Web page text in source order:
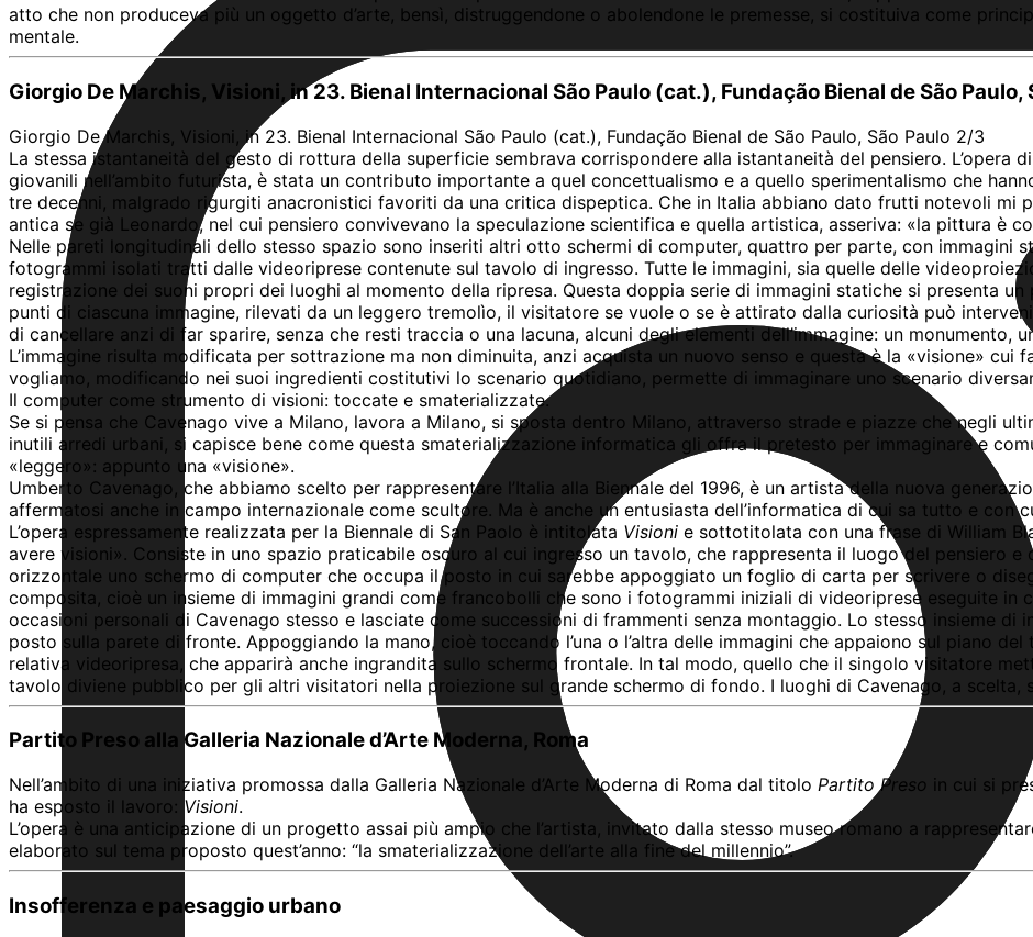
atto che non produceva più un oggetto d’arte, bensì, distruggendone o abolendone le premesse, si costituiva come
mentale.
Giorgio De Marchis, Visioni, in 23. Bienal Internacional São Paulo (cat.), Fundação Bienal de São Paulo,
Giorgio De Marchis, Visioni, in 23. Bienal Internacional São Paulo (cat.), Fundação Bienal de São Paulo, São Paulo 2/3
La stessa istantaneità del gesto di rottura della superficie sembrava corrispondere alla istantaneità del pensiero. L’opera
giovanili nell’ambito futurista, è stata un contributo importante a quel concettualismo e a quello sperimentalismo che
tre decenni, malgrado rigurgiti anacronistici favoriti da una critica dispeptica. Che in Italia abbiano dato frutti notevoli mi
antica se già Leonardo, nel cui pensiero convivevano la speculazione scientifica e quella artistica, asseriva: «la pittura è
Nelle pareti longitudinali dello stesso spazio sono inseriti altri otto schermi di computer, quattro per parte, con immagini
fotogrammi isolati tratti dalle videoriprese contenute sul tavolo di ingresso. Tutte le immagini, sia quelle delle
registrazione dei suoni propri dei luoghi al momento della ripresa. Questa doppia serie di immagini statiche si presenta
punti di ciascuna immagine, rilevati da un leggero tremolìo, il visitatore se vuole o se è attirato dalla curiosità può
di cancellare anzi di far sparire, senza che resti traccia o una lacuna, alcuni degli elementi dell’immagine: un monumento,
L’immagine risulta modificata per sottrazione ma non diminuita, anzi acquista un nuovo senso e questa è la «visione»
vogliamo, modificando nei suoi ingredienti costitutivi lo scenario quotidiano, permette di immaginare uno scenario
Il computer come strumento di visioni: toccate e smaterializzate.
Se si pensa che Cavenago vive a Milano, lavora a Milano, si sposta dentro Milano, attraverso strade e piazze che negli
inutili arredi urbani, si capisce bene come questa smaterializzazione informatica gli offra il pretesto per immaginare e
«leggero»: appunto una «visione».
Umberto Cavenago, che abbiamo scelto per rappresentare l’Italia alla Biennale del 1996, è un artista della nuova
affermatosi anche in campo internazionale come scultore. Ma è anche un entusiasta dell’informatica di cui sa tutto e con
L’opera espressamente realizzata per la Biennale di San Paolo è intitolata Visioni e sottotitolata con una frase di William
avere visioni». Consiste in uno spazio praticabile oscuro al cui ingresso un tavolo, che rappresenta il luogo del pensiero
orizzontale uno schermo di computer che occupa il posto in cui sarebbe appoggiato un foglio di carta per scrivere o
composita, cioè un insieme di immagini grandi come francobolli che sono i fotogrammi iniziali di videoriprese eseguite
occasioni personali di Cavenago stesso e lasciate come successioni di frammenti senza montaggio. Lo stesso insieme di
posto sulla parete di fronte. Appoggiando la mano, cioè toccando l’una o l’altra delle immagini che appaiono sul piano
relativa videoripresa, che apparirà anche ingrandita sullo schermo frontale. In tal modo, quello che il singolo visitatore
tavolo diviene pubblico per gli altri visitatori nella proiezione sul grande schermo di fondo. I luoghi di Cavenago, a scelta,
Partito Preso alla Galleria Nazionale d’Arte Moderna, Roma
Nell’ambito di una iniziativa promossa dalla Galleria Nazionale d’Arte Moderna di Roma dal titolo Partito Preso in cui si
ha esposto il lavoro: Visioni.
L’opera è una anticipazione di un progetto assai più ampio che l’artista, invitato dalla stesso museo romano a
elaborato sul tema proposto quest’anno: “la smaterializzazione dell’arte alla fine del millennio”.
Insofferenza e paesaggio urbano